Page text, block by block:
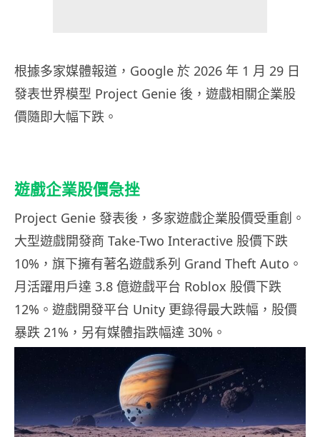
根據多家媒體報道，Google 於 2026 年 1 月 29 日
發表世界模型 Project Genie 後，遊戲相關企業股
價隨即大幅下跌。
遊戲企業股價急挫
Project Genie 發表後，多家遊戲企業股價受重創。
大型遊戲開發商 Take-Two Interactive 股價下跌
10%，旗下擁有著名遊戲系列 Grand Theft Auto。
月活躍用戶達 3.8 億遊戲平台 Roblox 股價下跌
12%。遊戲開發平台 Unity 更錄得最大跌幅，股價
暴跌 21%，另有媒體指跌幅達 30%。